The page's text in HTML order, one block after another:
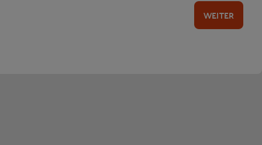
WEITER